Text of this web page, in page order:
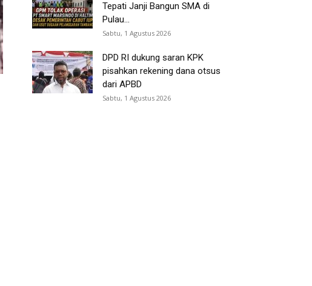
Tepati Janji Bangun SMA di
Pulau...
Sabtu, 1 Agustus 2026
DPD RI dukung saran KPK
pisahkan rekening dana otsus
dari APBD
Sabtu, 1 Agustus 2026